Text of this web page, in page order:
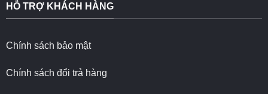
HỖ TRỢ KHÁCH HÀNG
Chính sách bảo mật
Chính sách đổi trả hàng